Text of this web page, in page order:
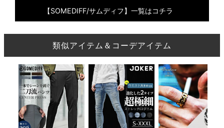
【SOMEDIFF/サムディフ】一覧はコチラ
類似アイテム＆コーデアイテム